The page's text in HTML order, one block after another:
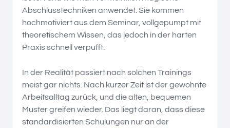
Abschlusstechniken anwendet. Sie kommen
hochmotiviert aus dem Seminar, vollgepumpt mit
theoretischem Wissen, das jedoch in der harten
Praxis schnell verpufft.
In der Realität passiert nach solchen Trainings
meist gar nichts. Nach kurzer Zeit ist der gewohnte
Arbeitsalltag zurück, und die alten, bequemen
Muster greifen wieder. Das liegt daran, dass diese
standardisierten Schulungen nur an der